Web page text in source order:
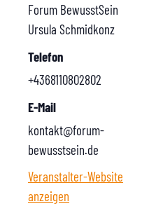
Forum BewusstSein
Ursula Schmidkonz
Telefon
+4368110802802
E-Mail
kontakt@forum-
bewusstsein.de
Veranstalter-Website
anzeigen